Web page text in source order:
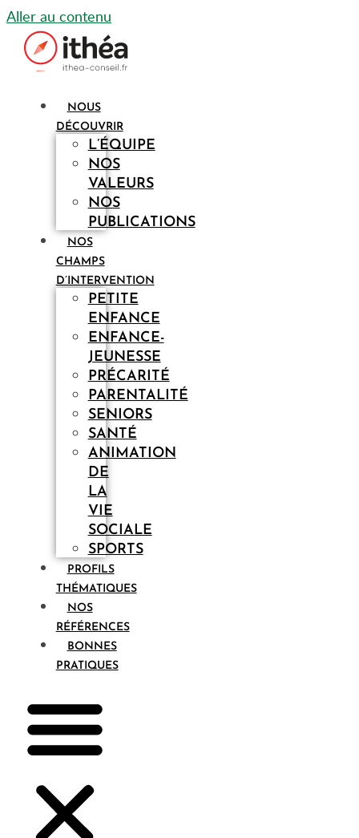
Aller au contenu
NOUS
DÉCOUVRIR
L’ÉQUIPE
NOS
VALEURS
NOS
PUBLICATIONS
NOS
CHAMPS
D’INTERVENTION
PETITE
ENFANCE
ENFANCE-
JEUNESSE
PRÉCARITÉ
PARENTALITÉ
SENIORS
SANTÉ
ANIMATION
DE
LA
VIE
SOCIALE
SPORTS
PROFILS
THÉMATIQUES
NOS
RÉFÉRENCES
BONNES
PRATIQUES